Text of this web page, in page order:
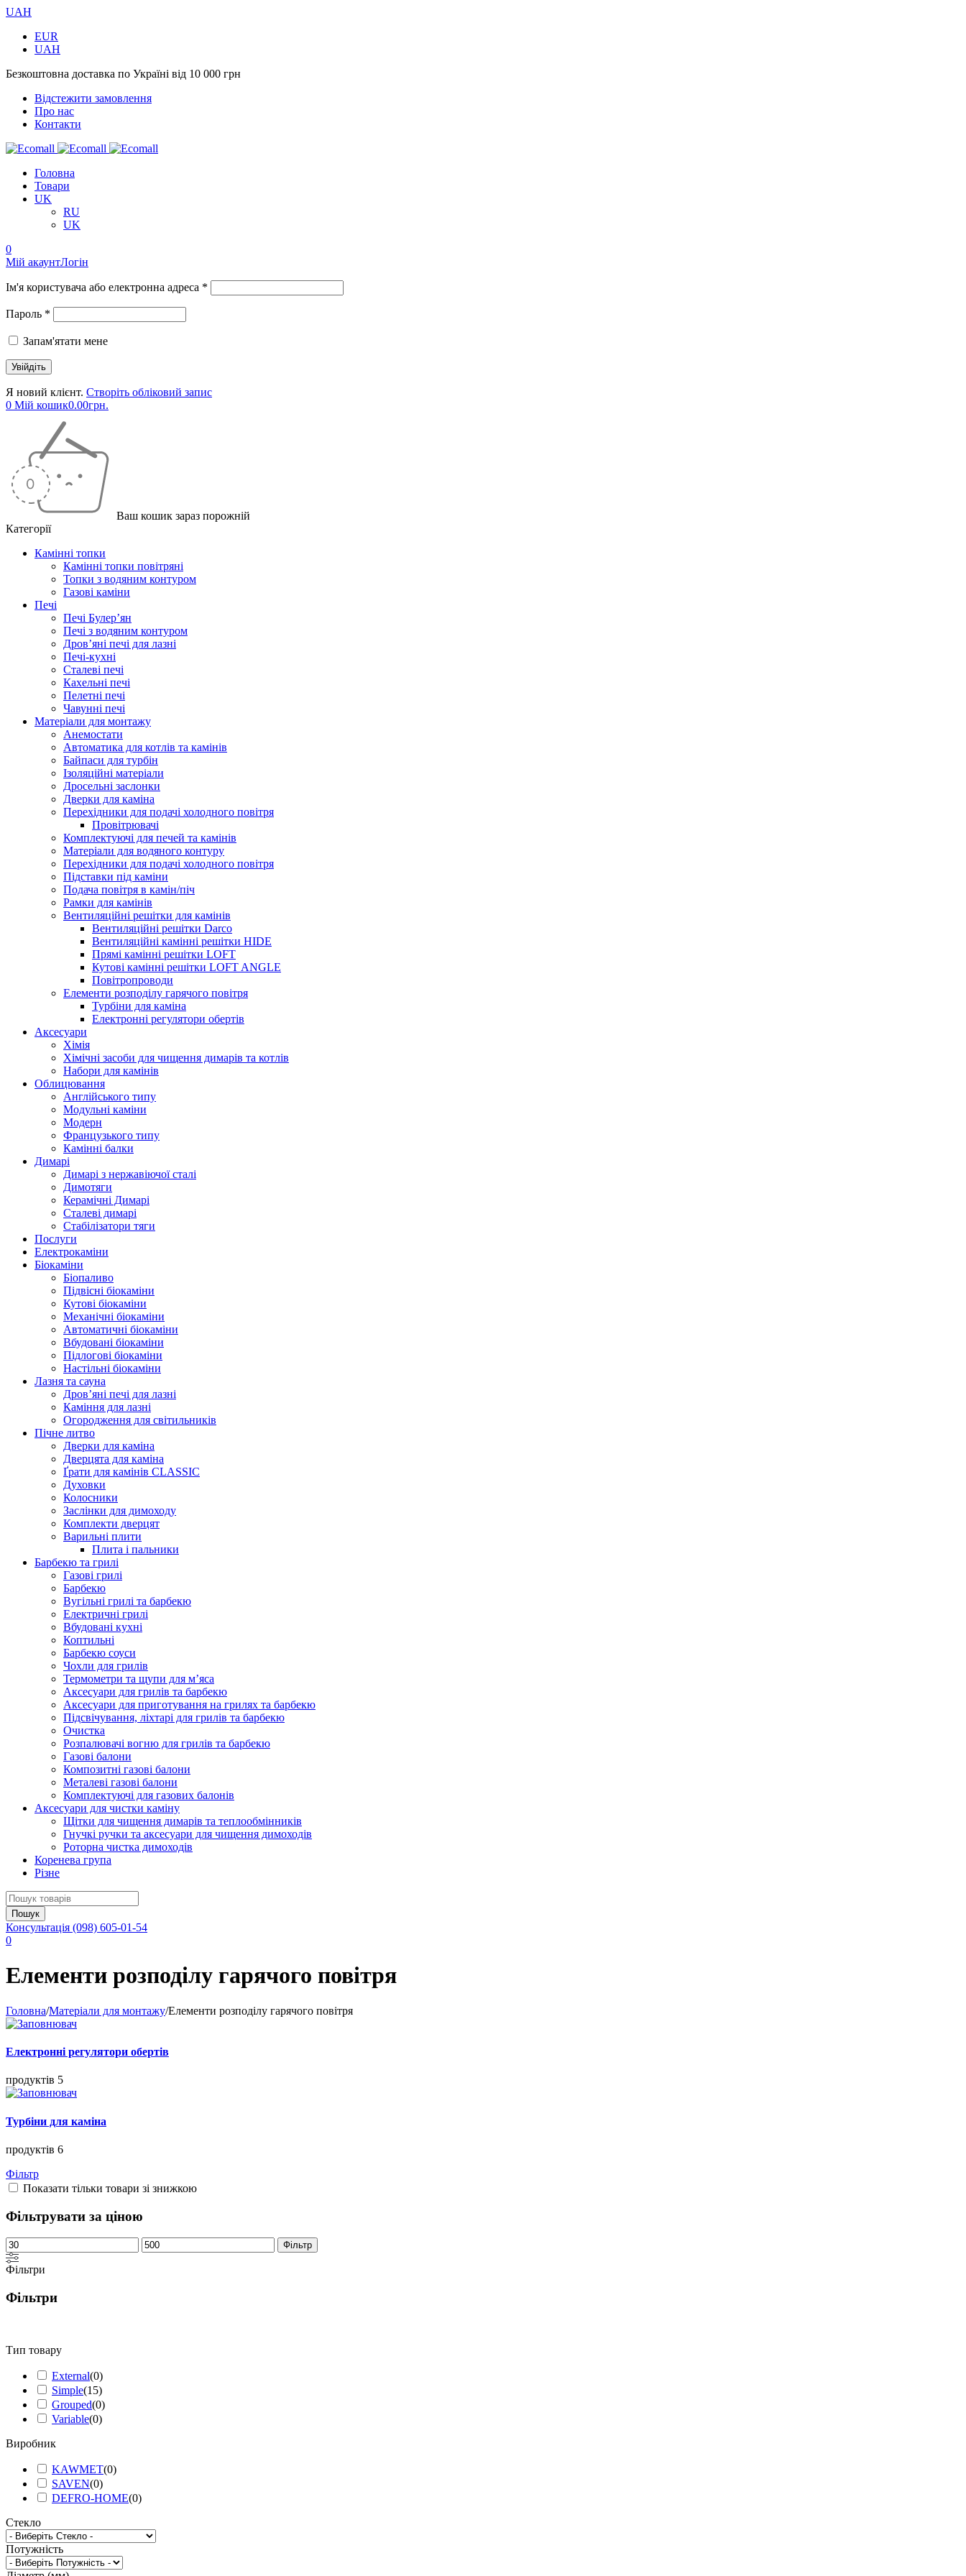
UAH
EUR
UAH
Безкоштовна доставка по Україні від 10 000 грн
Відстежити замовлення
Про нас
Контакти
Головна
Товари
UK
RU
UK
0
Мій акаунтЛогін
Ім'я користувача або електронна адреса *
Пароль *
Запам'ятати мене
Я новий клієнт. Створіть обліковий запис
0 Мій кошик0.00грн.
Ваш кошик зараз порожній
Категорії
Камінні топки
Камінні топки повітряні
Топки з водяним контуром
Газові каміни
Печі
Печі Булер’ян
Печі з водяним контуром
Дров’яні печі для лазні
Печі-кухні
Сталеві печі
Кахельні печі
Пелетні печі
Чавунні печі
Матеріали для монтажу
Анемостати
Автоматика для котлів та камінів
Байпаси для турбін
Ізоляційні матеріали
Дросельні заслонки
Дверки для каміна
Перехідники для подачі холодного повітря
Провітрювачі
Комплектуючі для печей та камінів
Матеріали для водяного контуру
Перехідники для подачі холодного повітря
Підставки під каміни
Подача повітря в камін/піч
Рамки для камінів
Вентиляційні решітки для камінів
Вентиляційні решітки Darco
Вентиляційні камінні решітки HIDE
Прямі камінні решітки LOFT
Кутові камінні решітки LOFT ANGLE
Повітропроводи
Елементи розподілу гарячого повітря
Турбіни для каміна
Електронні регулятори обертів
Аксесуари
Хімія
Хімічні засоби для чищення димарів та котлів
Набори для камінів
Облицювання
Англійського типу
Модульні каміни
Модерн
Французького типу
Камінні балки
Димарі
Димарі з нержавіючої сталі
Димотяги
Керамічні Димарі
Сталеві димарі
Стабілізатори тяги
Послуги
Електрокаміни
Біокаміни
Біопаливо
Підвісні біокаміни
Кутові біокаміни
Механічні біокаміни
Автоматичні біокаміни
Вбудовані біокаміни
Підлогові біокаміни
Настільні біокаміни
Лазня та сауна
Дров’яні печі для лазні
Каміння для лазні
Огородження для світильників
Пічне литво
Дверки для каміна
Дверцята для каміна
Ґрати для камінів CLASSIC
Духовки
Колосники
Заслінки для димоходу
Комплекти дверцят
Варильні плити
Плита і пальники
Барбекю та грилі
Газові грилі
Барбекю
Вугільні грилі та барбекю
Електричні грилі
Вбудовані кухні
Коптильні
Барбекю соуси
Чохли для грилів
Термометри та щупи для м’яса
Аксесуари для грилів та барбекю
Аксесуари для приготування на грилях та барбекю
Підсвічування, ліхтарі для грилів та барбекю
Очистка
Розпалювачі вогню для грилів та барбекю
Газові балони
Композитні газові балони
Металеві газові балони
Комплектуючі для газових балонів
Аксесуари для чистки каміну
Щітки для чищення димарів та теплообмінників
Гнучкі ручки та аксесуари для чищення димоходів
Роторна чистка димоходів
Коренева група
Різне
Консультація (098) 605-01-54
0
Елементи розподілу гарячого повітря
Головна/Матеріали для монтажу/Елементи розподілу гарячого повітря
Електронні регулятори обертів
продуктів 5
Турбіни для каміна
продуктів 6
Фільтр
Показати тільки товари зі знижкою
Фільтрувати за ціною
Мінімальна
ціна
Найбільша
ціна
Фільтр
Фільтри
Фільтри
Тип товару
External(0)
Simple(15)
Grouped(0)
Variable(0)
Виробник
KAWMET(0)
SAVEN(0)
DEFRO-HOME(0)
Стекло
Потужність